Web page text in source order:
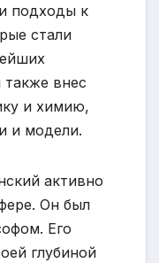
подходы к
стали
внес
и химию,
и модели.
активно
Он был
Его
глубиной